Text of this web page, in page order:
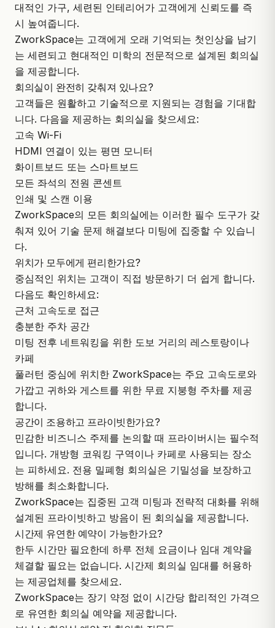
대적인 가구, 세련된 인테리어가 고객에게 신뢰도를 즉
시 높여줍니다.
ZworkSpace는 고객에게 오래 기억되는 첫인상을 남기
는 세련되고 현대적인 미학의 전문적으로 설계된 회의실
을 제공합니다.
회의실이 완전히 갖춰져 있나요?
고객들은 원활하고 기술적으로 지원되는 경험을 기대합
니다. 다음을 제공하는 회의실을 찾으세요:
고속 Wi-Fi
HDMI 연결이 있는 평면 모니터
화이트보드 또는 스마트보드
모든 좌석의 전원 콘센트
인쇄 및 스캔 이용
ZworkSpace의 모든 회의실에는 이러한 필수 도구가 갖
춰져 있어 기술 문제 해결보다 미팅에 집중할 수 있습니
다.
위치가 모두에게 편리한가요?
중심적인 위치는 고객이 직접 방문하기 더 쉽게 합니다.
다음도 확인하세요:
근처 고속도로 접근
충분한 주차 공간
미팅 전후 네트워킹을 위한 도보 거리의 레스토랑이나
카페
풀러턴 중심에 위치한 ZworkSpace는 주요 고속도로와
가깝고 귀하와 게스트를 위한 무료 지붕형 주차를 제공
합니다.
공간이 조용하고 프라이빗한가요?
민감한 비즈니스 주제를 논의할 때 프라이버시는 필수적
입니다. 개방형 코워킹 구역이나 카페로 사용되는 장소
는 피하세요. 전용 밀폐형 회의실은 기밀성을 보장하고
방해를 최소화합니다.
ZworkSpace는 집중된 고객 미팅과 전략적 대화를 위해
설계된 프라이빗하고 방음이 된 회의실을 제공합니다.
시간제 유연한 예약이 가능한가요?
한두 시간만 필요한데 하루 전체 요금이나 임대 계약을
체결할 필요는 없습니다. 시간제 회의실 임대를 허용하
는 제공업체를 찾으세요.
ZworkSpace는 장기 약정 없이 시간당 합리적인 가격으
로 유연한 회의실 예약을 제공합니다.